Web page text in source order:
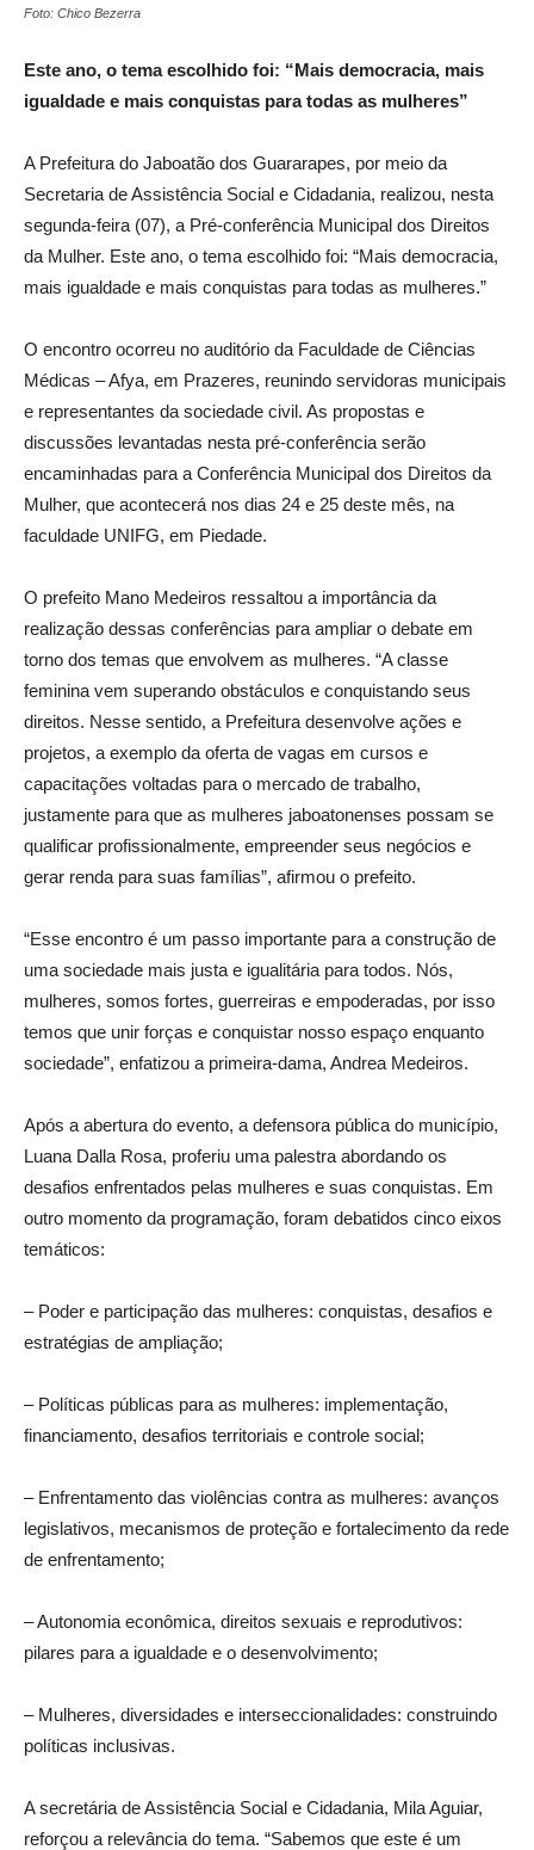
Foto: Chico Bezerra
Este ano, o tema escolhido foi: “Mais democracia, mais
igualdade e mais conquistas para todas as mulheres”
A Prefeitura do Jaboatão dos Guararapes, por meio da
Secretaria de Assistência Social e Cidadania, realizou, nesta
segunda-feira (07), a Pré-conferência Municipal dos Direitos
da Mulher. Este ano, o tema escolhido foi: “Mais democracia,
mais igualdade e mais conquistas para todas as mulheres.”
O encontro ocorreu no auditório da Faculdade de Ciências
Médicas – Afya, em Prazeres, reunindo servidoras municipais
e representantes da sociedade civil. As propostas e
discussões levantadas nesta pré-conferência serão
encaminhadas para a Conferência Municipal dos Direitos da
Mulher, que acontecerá nos dias 24 e 25 deste mês, na
faculdade UNIFG, em Piedade.
O prefeito Mano Medeiros ressaltou a importância da
realização dessas conferências para ampliar o debate em
torno dos temas que envolvem as mulheres. “A classe
feminina vem superando obstáculos e conquistando seus
direitos. Nesse sentido, a Prefeitura desenvolve ações e
projetos, a exemplo da oferta de vagas em cursos e
capacitações voltadas para o mercado de trabalho,
justamente para que as mulheres jaboatonenses possam se
qualificar profissionalmente, empreender seus negócios e
gerar renda para suas famílias”, afirmou o prefeito.
“Esse encontro é um passo importante para a construção de
uma sociedade mais justa e igualitária para todos. Nós,
mulheres, somos fortes, guerreiras e empoderadas, por isso
temos que unir forças e conquistar nosso espaço enquanto
sociedade”, enfatizou a primeira-dama, Andrea Medeiros.
Após a abertura do evento, a defensora pública do município,
Luana Dalla Rosa, proferiu uma palestra abordando os
desafios enfrentados pelas mulheres e suas conquistas. Em
outro momento da programação, foram debatidos cinco eixos
temáticos:
– Poder e participação das mulheres: conquistas, desafios e
estratégias de ampliação;
– Políticas públicas para as mulheres: implementação,
financiamento, desafios territoriais e controle social;
– Enfrentamento das violências contra as mulheres: avanços
legislativos, mecanismos de proteção e fortalecimento da rede
de enfrentamento;
– Autonomia econômica, direitos sexuais e reprodutivos:
pilares para a igualdade e o desenvolvimento;
– Mulheres, diversidades e interseccionalidades: construindo
políticas inclusivas.
A secretária de Assistência Social e Cidadania, Mila Aguiar,
reforçou a relevância do tema. “Sabemos que este é um